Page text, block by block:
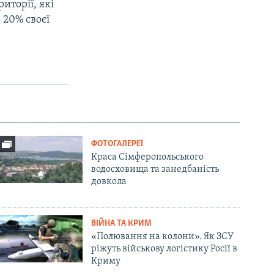
які
своєї
ФОТОГАЛЕРЕЇ
Краса Сімферопольського
водосховища та занедбаність
довкола
ВІЙНА ТА КРИМ
«Полювання на колони». Як ЗСУ
ріжуть військову логістику Росії в
Криму